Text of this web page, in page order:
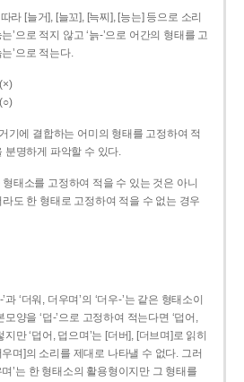
라 [늘거], [늘꼬], [늑찌], [능는] 등으로 소리
’으로 적지 않고 ‘늙-’으로 어간의 형태를 고
’으로 적는다.
기에 결합하는 어미의 형태를 고정하여 적
분명하게 파악할 수 있다.
태소를 고정하여 적을 수 있는 것은 아니
도 한 형태로 고정하여 적을 수 없는 경우
과 ‘더워, 더우며’의 ‘더우-­’는 같은 형태소이
양을 ‘덥-­’으로 고정하여 적는다면 ‘덥어,
만 ‘덥어, 덥으며’는 [더버], [더브며]로 읽히
며]의 소리를 제대로 나타낼 수 없다. 그러
’는 한 형태소의 활용형이지만 그 형태를